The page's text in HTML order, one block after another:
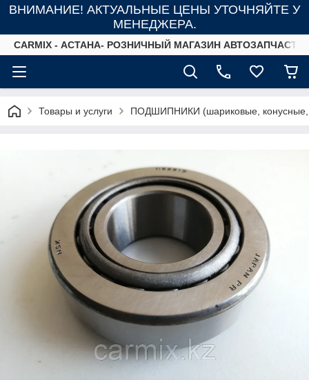
ВНИМАНИЕ! АКТУАЛЬНЫЕ ЦЕНЫ УТОЧНЯЙТЕ У
МЕНЕДЖЕРА.
СARMIX - АСТАНА- РОЗНИЧНЫЙ МАГАЗИН
Товары и услуги ПОДШИПНИКИ (шариковые, конусные,